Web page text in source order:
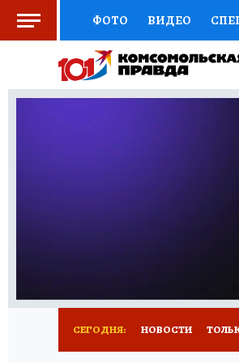
ФОТО ВИДЕО
СОЦПОДДЕРЖКА
ВЫБОР ЭКСПЕРТОВ
СЕГОДНЯ: НОВОСТИ